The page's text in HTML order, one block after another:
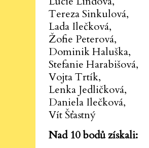
Tereza Sinkulová,
Lada Ilečková,
Žofie Peterová,
Dominik Haluška,
Stefanie Harabišová,
Vojta Trtík,
Lenka Jedličková,
Daniela Ilečková,
Vít Šťastný
Nad 10 bodů získali: